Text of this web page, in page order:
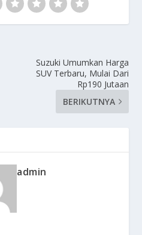
Suzuki Umumkan Harga
SUV Terbaru, Mulai Dari
Rp190 Jutaan
BERIKUTNYA
admin